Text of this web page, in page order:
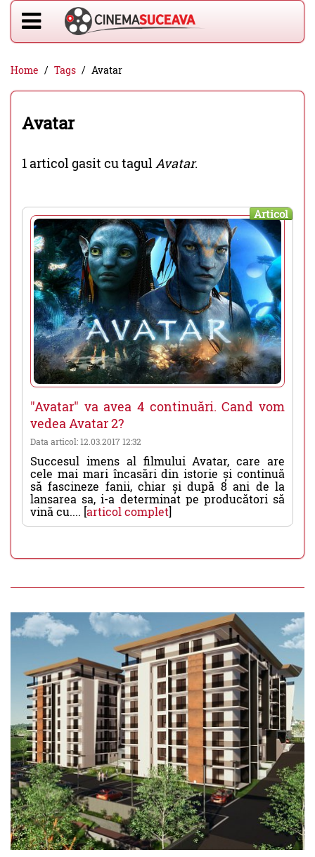
Home Tags Avatar
Avatar
1 articol gasit cu tagulAvatar.
Articol
"Avatar" va avea 4 continuări. Cand vom
vedea Avatar 2?
Data articol: 12.03.2017 12:32
Succesul imens al filmului Avatar, care are
cele mai mari încasări din istorie și continuă
să fascineze fanii, chiar și după 8 ani de la
lansarea sa, i-a determinat pe producători să
vină cu.... [articol complet]